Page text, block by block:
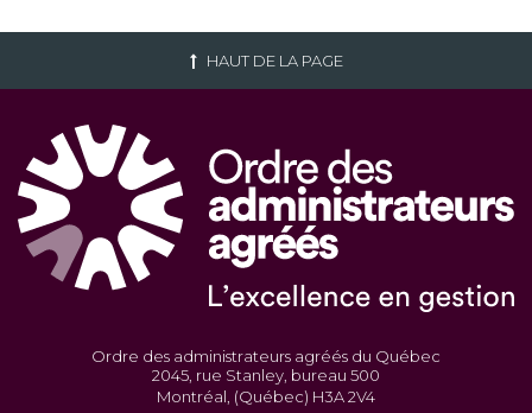
HAUT DE LA PAGE
Ordre des administrateurs agréés du Québec
2045, rue Stanley, bureau 500
Montréal, (Québec) H3A 2V4